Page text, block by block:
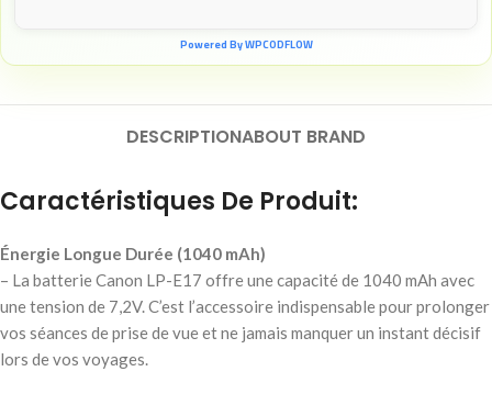
Powered By WPCODFLOW
DESCRIPTIONABOUT BRAND
Caractéristiques De Produit:
Énergie Longue Durée (1040 mAh)
– La batterie Canon LP-E17 offre une capacité de 1040 mAh avec
une tension de 7,2V. C’est l’accessoire indispensable pour prolonger
vos séances de prise de vue et ne jamais manquer un instant décisif
lors de vos voyages.